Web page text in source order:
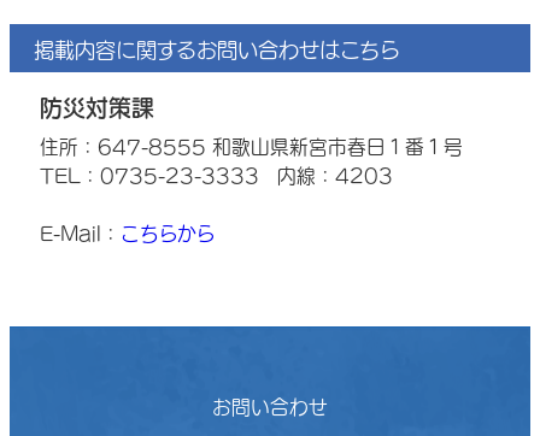
掲載内容に関するお問い合わせはこちら
防災対策課
住所：647-8555 和歌山県新宮市春日１番１号
TEL：0735-23-3333
内線：4203
E-Mail： こちらから
お問い合わせ